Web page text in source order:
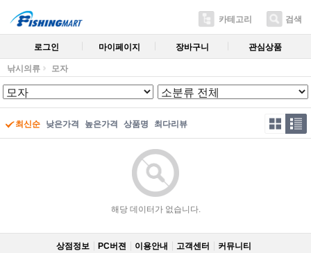
카테고리 검색
로그인 마이페이지 장바구니 관심상품
낚시의류 모자
최신순 낮은가격 높은가격 상품명 최다리뷰
해당 데이터가 없습니다.
상점정보 PC버젼 이용안내 고객센터 커뮤니티